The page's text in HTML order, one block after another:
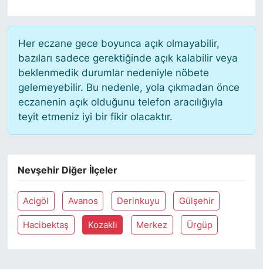
Her eczane gece boyunca açık olmayabilir,
bazıları sadece gerektiğinde açık kalabilir veya
beklenmedik durumlar nedeniyle nöbete
gelemeyebilir. Bu nedenle, yola çıkmadan önce
eczanenin açık olduğunu telefon aracılığıyla
teyit etmeniz iyi bir fikir olacaktır.
Nevşehir Diğer İlçeler
Acigöl Avanos Derinkuyu Gülşehir
Hacibektaş Kozakli Merkez Ürgüp
SARIYER İMAR BARIŞI
SEKTÖR
SİYASET
SON DAKİKA HABERİ
SPOR
TEKNOLOJİ
TÜRKİYE VE DÜNYA GÜNDEMİ